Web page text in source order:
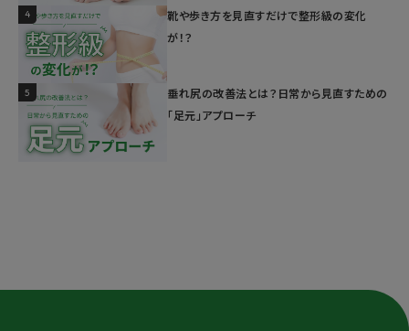
4
靴や歩き方を見直すだけで整形級の変化
が！？
5
垂れ尻の改善法とは？日常から見直すための
「足元」アプローチ